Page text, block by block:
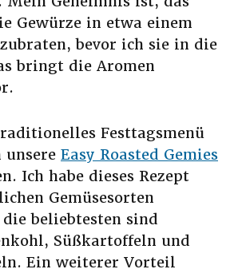
Gewürze in etwa einem
bevor ich sie in die
bringt die Aromen
Festtagsmenü
unsere Easy Roasted Gemies
Ich habe dieses Rezept
Gemüsesorten
beliebtesten sind
Süßkartoffeln und
Ein weiterer Vorteil